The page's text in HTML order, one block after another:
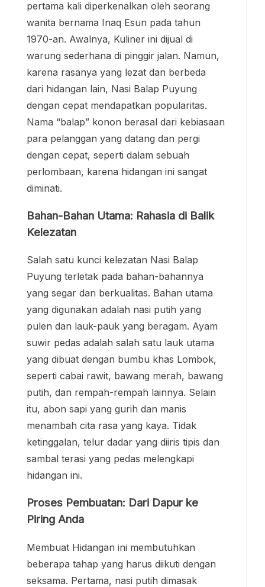
pertama kali diperkenalkan oleh seorang
wanita bernama Inaq Esun pada tahun
1970-an. Awalnya, Kuliner ini dijual di
warung sederhana di pinggir jalan. Namun,
karena rasanya yang lezat dan berbeda
dari hidangan lain, Nasi Balap Puyung
dengan cepat mendapatkan popularitas.
Nama “balap” konon berasal dari kebiasaan
para pelanggan yang datang dan pergi
dengan cepat, seperti dalam sebuah
perlombaan, karena hidangan ini sangat
diminati.
Bahan-Bahan Utama: Rahasia di Balik
Kelezatan
Salah satu kunci kelezatan Nasi Balap
Puyung terletak pada bahan-bahannya
yang segar dan berkualitas. Bahan utama
yang digunakan adalah nasi putih yang
pulen dan lauk-pauk yang beragam. Ayam
suwir pedas adalah salah satu lauk utama
yang dibuat dengan bumbu khas Lombok,
seperti cabai rawit, bawang merah, bawang
putih, dan rempah-rempah lainnya. Selain
itu, abon sapi yang gurih dan manis
menambah cita rasa yang kaya. Tidak
ketinggalan, telur dadar yang diiris tipis dan
sambal terasi yang pedas melengkapi
hidangan ini.
Proses Pembuatan: Dari Dapur ke
Piring Anda
Membuat Hidangan ini membutuhkan
beberapa tahap yang harus diikuti dengan
seksama. Pertama, nasi putih dimasak